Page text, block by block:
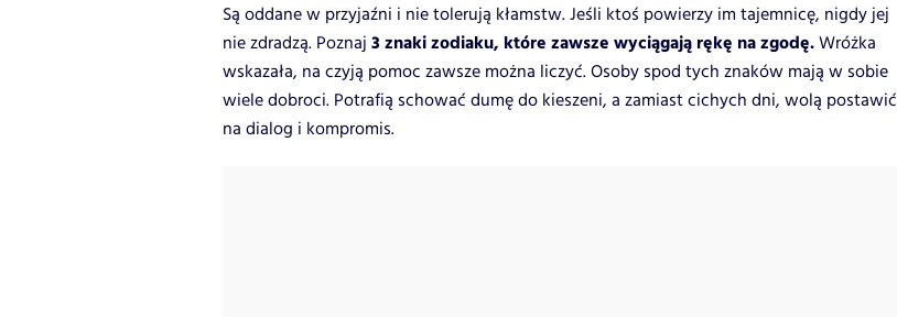
Są oddane w przyjaźni i nie tolerują kłamstw. Jeśli ktoś powierzy im tajemnicę, nigdy jej
nie zdradzą. Poznaj 3 znaki zodiaku, które zawsze wyciągają rękę na zgodę.Wróżka
wskazała, na czyją pomoc zawsze można liczyć. Osoby spod tych znaków mają w sobie
wiele dobroci. Potrafią schować dumę do kieszeni, a zamiast cichych dni, wolą postawić
na dialog i kompromis.